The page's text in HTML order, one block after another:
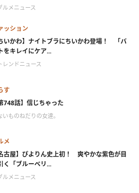
ルメニュース
ッション
ちいかわ】ナイトブラにちいかわ登場！ 「バ
をキレイにケア...
レンドニュース
す
第748話】信じちゃった
いものねだりの女達。
メ
名古屋】ぴよりん史上初！ 爽やかな紫色が目
く「ブルーベリ...
ルメニュース